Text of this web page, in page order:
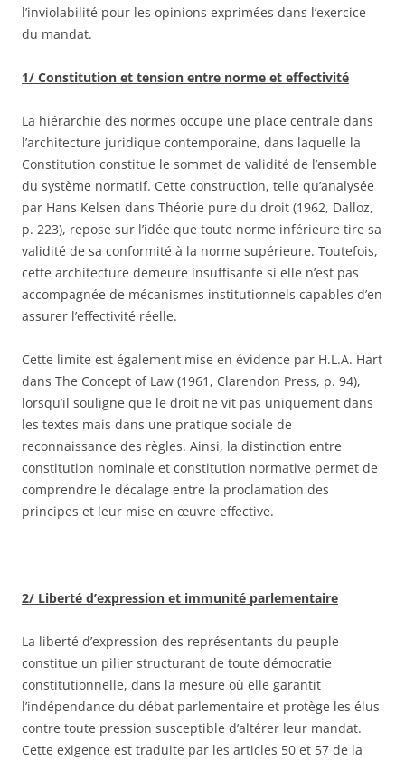
l’inviolabilité pour les opinions exprimées dans l’exercice
du mandat.
1/ Constitution et tension entre norme et effectivité
La hiérarchie des normes occupe une place centrale dans
l’architecture juridique contemporaine, dans laquelle la
Constitution constitue le sommet de validité de l’ensemble
du système normatif. Cette construction, telle qu’analysée
par Hans Kelsen dans Théorie pure du droit (1962, Dalloz,
p. 223), repose sur l’idée que toute norme inférieure tire sa
validité de sa conformité à la norme supérieure. Toutefois,
cette architecture demeure insuffisante si elle n’est pas
accompagnée de mécanismes institutionnels capables d’en
assurer l’effectivité réelle.
Cette limite est également mise en évidence par H.L.A. Hart
dans The Concept of Law (1961, Clarendon Press, p. 94),
lorsqu’il souligne que le droit ne vit pas uniquement dans
les textes mais dans une pratique sociale de
reconnaissance des règles. Ainsi, la distinction entre
constitution nominale et constitution normative permet de
comprendre le décalage entre la proclamation des
principes et leur mise en œuvre effective.
2/ Liberté d’expression et immunité parlementaire
La liberté d’expression des représentants du peuple
constitue un pilier structurant de toute démocratie
constitutionnelle, dans la mesure où elle garantit
l’indépendance du débat parlementaire et protège les élus
contre toute pression susceptible d’altérer leur mandat.
Cette exigence est traduite par les articles 50 et 57 de la